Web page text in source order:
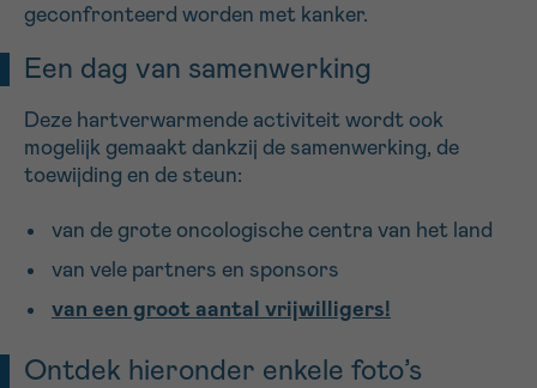
geconfronteerd worden met kanker.
Een dag van samenwerking
Deze hartverwarmende activiteit wordt ook
mogelijk gemaakt dankzij de samenwerking, de
toewijding en de steun:
van de grote oncologische centra van het land
van vele partners en sponsors
van een groot aantal vrijwilligers!
Ontdek hieronder enkele foto’s